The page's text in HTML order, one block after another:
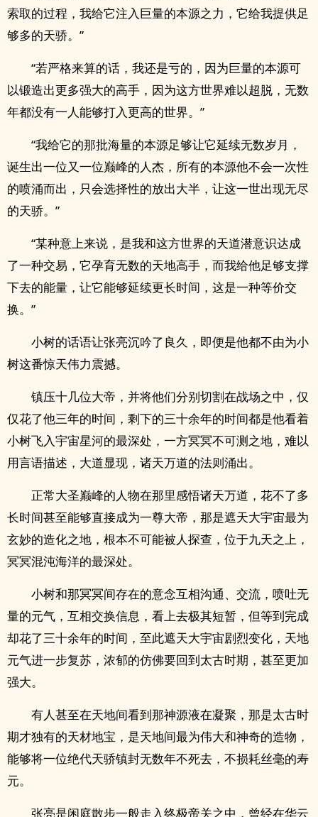
索取的过程，我给它注入巨量的本源之力，它给我提供足
够多的天骄。”
“若严格来算的话，我还是亏的，因为巨量的本源可
以锻造出更多强大的高手，因为这方世界难以超脱，无数
年都没有一人能够打入更高的世界。”
“我给它的那批海量的本源足够让它延续无数岁月，
诞生出一位又一位巅峰的人杰，所有的本源他不会一次性
的喷涌而出，只会选择性的放出大半，让这一世出现无尽
的天骄。”
“某种意上来说，是我和这方世界的天道潜意识达成
了一种交易，它孕育无数的天地高手，而我给他足够支撑
下去的能量，让它能够延续更长时间，这是一种等价交
换。”
小树的话语让张亮沉吟了良久，即便是他都不由为小
树这番惊天伟力震撼。
镇压十几位大帝，并将他们分别切割在战场之中，仅
仅花了他三年的时间，剩下的三十余年的时间都是他看着
小树飞入宇宙星河的最深处，一方冥冥不可测之地，难以
用言语描述，大道显现，诸天万道的法则涌出。
正常大圣巅峰的人物在那里感悟诸天万道，花不了多
长时间甚至能够直接成为一尊大帝，那是遮天大宇宙最为
玄妙的造化之地，根本不可能被人探查，位于九天之上，
冥冥混沌海洋的最深处。
小树和那冥冥间存在的意念互相沟通、交流，喷吐无
量的元气，互相交换信息，看上去极其短暂，但等到完成
却花了三十余年的时间，至此遮天大宇宙剧烈变化，天地
元气进一步复苏，浓郁的仿佛要回到太古时期，甚至更加
强大。
有人甚至在天地间看到那神源液在凝聚，那是太古时
期才独有的天材地宝，是天地间最为伟大和神奇的造物，
能够将一位绝代天骄镇封无数年不死去，不损耗丝毫的寿
元。
张亮是闲庭散步一般走入终极帝关之中，曾经在华云